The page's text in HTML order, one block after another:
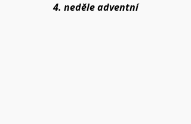
4. neděle adventní